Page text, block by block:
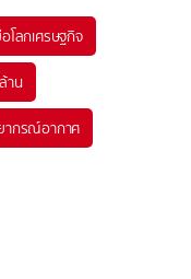
โลกเศรษฐกิจ
าน
กรณ์อากาศ